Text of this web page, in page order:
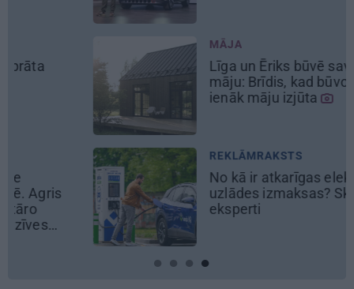
Līga un Ēriks būvē savu sapņu
māju: Brīdis, kad būvobjektā
ienāk māju izjūta
REKLĀMRAKSTS
No kā ir atkarīgas elektroauto
uzlādes izmaksas? Skaidro Viršu
eksperti